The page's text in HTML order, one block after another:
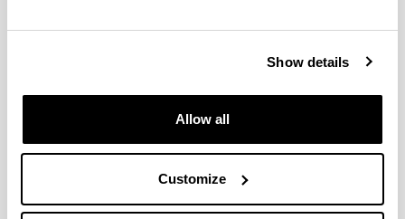
Show details
Allow all
Customize
Leire Legarreta, Amaia Zugadi y Gustavo Fernández
teoría de la representación y combinatoria algebraica. Está
formado por cuatro profesores del Departamento de
mantiene contactos con numerosos grupos de investigación
internacionales.